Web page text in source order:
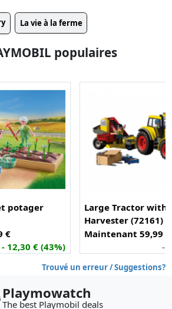
La vie à la ferme
populaires
potager
€
- 12,30 € (43%)
Large Tractor with
Harvester (72161)
Maintenant 59,99 €
-
Trouvé un erreur / Suggestions?
Playmowatch
The best Playmobil deals